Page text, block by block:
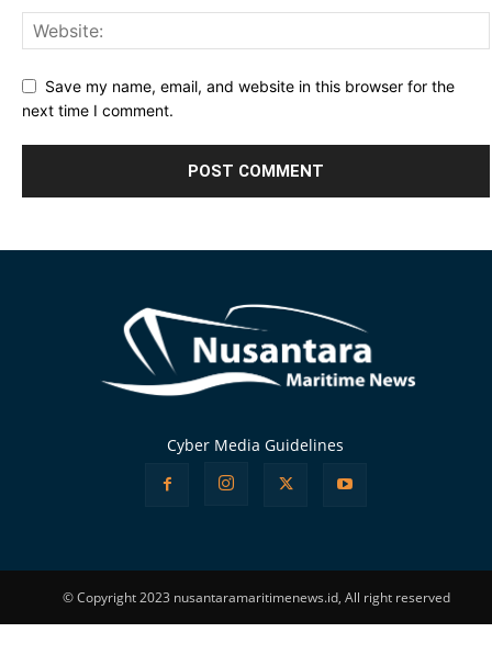
Save my name, email, and website in this browser for the
next time I comment.
Cyber Media Guidelines
© Copyright 2023 nusantaramaritimenews.id, All right reserved